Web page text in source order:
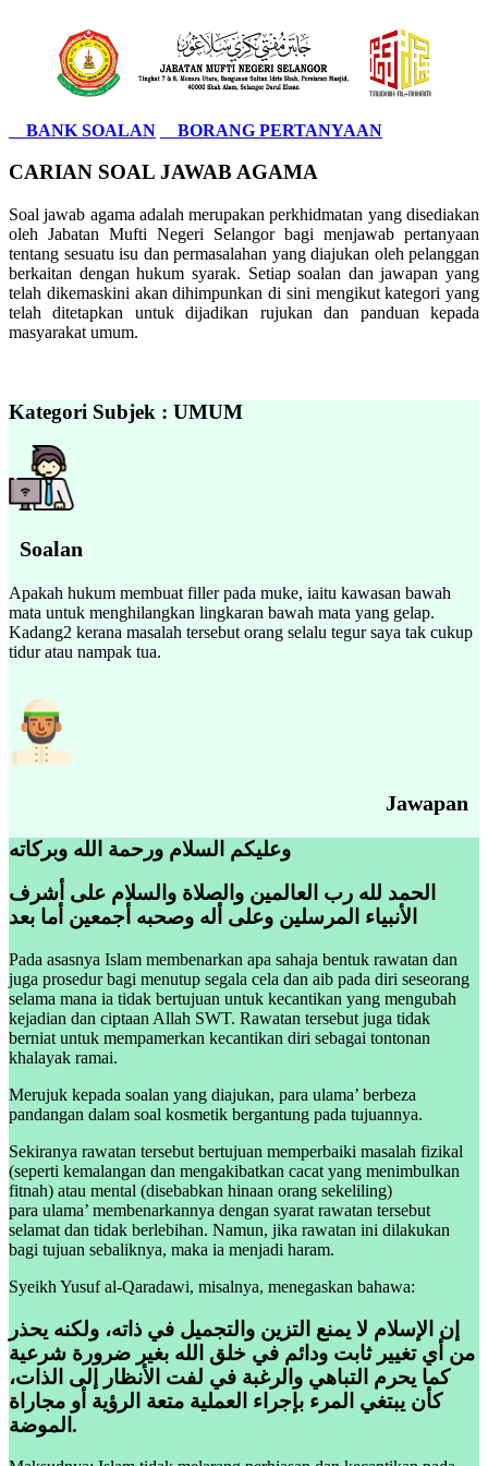
BANK SOALAN BORANG PERTANYAAN
CARIAN SOAL JAWAB AGAMA
Soal jawab agama adalah merupakan perkhidmatan yang disediakan
oleh Jabatan Mufti Negeri Selangor bagi menjawab pertanyaan
tentang sesuatu isu dan permasalahan yang diajukan oleh pelanggan
berkaitan dengan hukum syarak. Setiap soalan dan jawapan yang
telah dikemaskini akan dihimpunkan di sini mengikut kategori yang
telah ditetapkan untuk dijadikan rujukan dan panduan kepada
masyarakat umum.
Kategori Subjek : UMUM
Soalan
Apakah hukum membuat filler pada muke, iaitu kawasan bawah
mata untuk menghilangkan lingkaran bawah mata yang gelap.
Kadang2 kerana masalah tersebut orang selalu tegur saya tak cukup
tidur atau nampak tua.
Jawapan
الحمد لله رب العالمين والصلاة والسلام على أشرف
الأنبياء المرسلين وعلى أله وصحبه أجمعين أما بعد
Pada asasnya Islam membenarkan apa sahaja bentuk rawatan dan
juga prosedur bagi menutup segala cela dan aib pada diri seseorang
selama mana ia tidak bertujuan untuk kecantikan yang mengubah
kejadian dan ciptaan Allah SWT. Rawatan tersebut juga tidak
berniat untuk mempamerkan kecantikan diri sebagai tontonan
khalayak ramai.
Merujuk kepada soalan yang diajukan, para ulama’ berbeza
pandangan dalam soal kosmetik bergantung pada tujuannya.
Sekiranya rawatan tersebut bertujuan memperbaiki masalah fizikal
(seperti kemalangan dan mengakibatkan cacat yang menimbulkan
fitnah) atau mental (disebabkan hinaan orang sekeliling)
para ulama’ membenarkannya dengan syarat rawatan tersebut
selamat dan tidak berlebihan. Namun, jika rawatan ini dilakukan
bagi tujuan sebaliknya, maka ia menjadi haram.
Syeikh Yusuf al-Qaradawi, misalnya, menegaskan bahawa:
إن الإسلام لا يمنع التزين والتجميل في ذاته، ولكنه يحذر
من أي تغيير ثابت ودائم في خلق الله بغير ضرورة شرعية
كما يحرم التباهي والرغبة في لفت الأنظار إلى الذات،
كأن يبتغي المرء بإجراء العملية متعة الرؤية أو مجاراة
الموضة.